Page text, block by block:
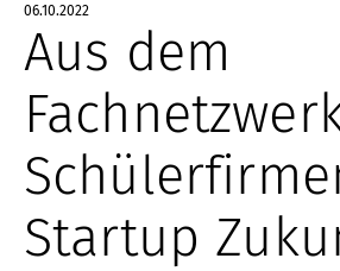
06.10.2022
Aus dem
Startup